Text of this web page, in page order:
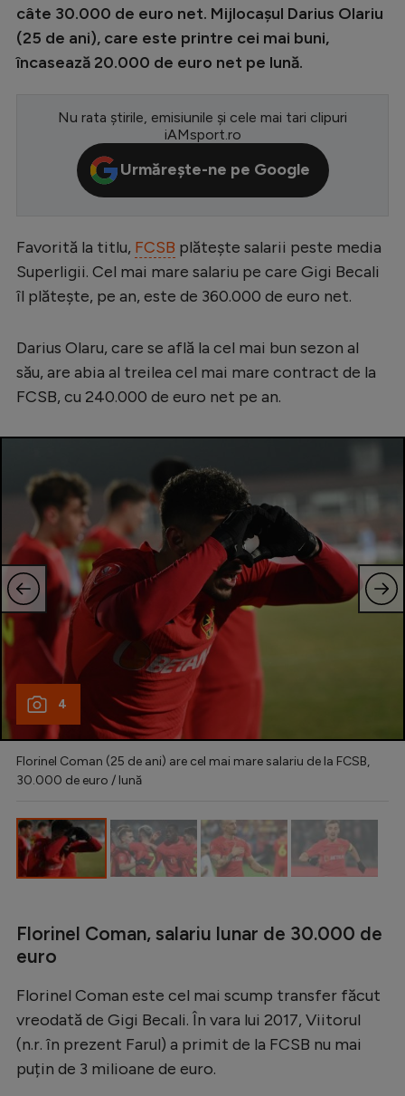
Champions League
Europa League
CM 2026
Premier League
Serie A
Bundesliga
Ligue 1
Campionate
Starurile fotbalului
EURO 2024
Stranieri
Clasamente
Tenis
Handbal
Natație
Formula 1
Gimnastică
Auto
Rugby
Alte sporturi
JO 2024
Intră în cont
Creează cont
câte 30.000 de euro net. Mijlocașul Darius Olariu
(25 de ani), care este printre cei mai buni,
încasează 20.000 de euro net pe lună.
Nu rata știrile, emisiunile și cele mai tari clipuri
iAMsport.ro
Urmărește-ne pe Google
Favorită la titlu, FCSB plătește salarii peste media
Superligii. Cel mai mare salariu pe care Gigi Becali
îl plătește, pe an, este de 360.000 de euro net.
Darius Olaru, care se află la cel mai bun sezon al
său, are abia al treilea cel mai mare contract de la
FCSB, cu 240.000 de euro net pe an.
4
Florinel Coman (25 de ani) are cel mai mare salariu de la FCSB,
30.000 de euro / lună
Florinel Coman, salariu lunar de 30.000 de
euro
Florinel Coman este cel mai scump transfer făcut
vreodată de Gigi Becali. În vara lui 2017, Viitorul
(n.r. în prezent Farul) a primit de la FCSB nu mai
puțin de 3 milioane de euro.